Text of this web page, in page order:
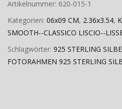
Artikelnummer: 620-015-1
Kategorien: 06x09 CM, 2.36x3.54,
SMOOTH--CLASSICO LISCIO--
Schlagwörter: 925 STERLING
FOTORAHMEN 925 STERLING